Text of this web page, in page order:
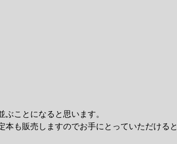
ことになると思います。
も販売しますのでお手にとっていただけると